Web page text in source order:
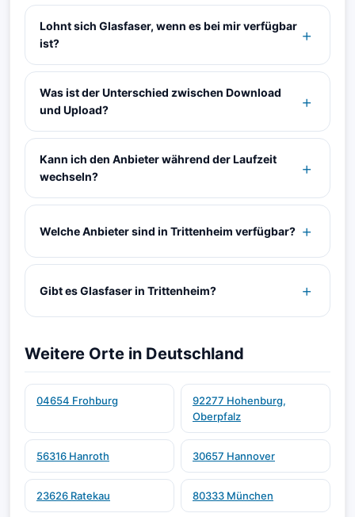
Lohnt sich Glasfaser, wenn es bei mir verfügbar
ist?
Was ist der Unterschied zwischen Download
und Upload?
Kann ich den Anbieter während der Laufzeit
wechseln?
Welche Anbieter sind in Trittenheim verfügbar?
Gibt es Glasfaser in Trittenheim?
Weitere Orte in Deutschland
04654 Frohburg
92277 Hohenburg,
Oberpfalz
56316 Hanroth 30657 Hannover
23626 Ratekau 80333 München